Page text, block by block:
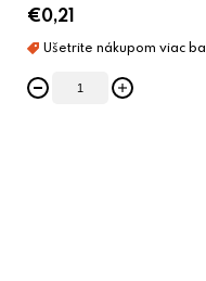
€0,21